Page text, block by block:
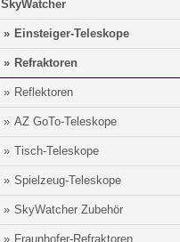
SkyWatcher
Einsteiger-Teleskope
Refraktoren
Reflektoren
AZ GoTo-Teleskope
Tisch-Teleskope
Spielzeug-Teleskope
SkyWatcher Zubehör
Fraunhofer-Refraktoren